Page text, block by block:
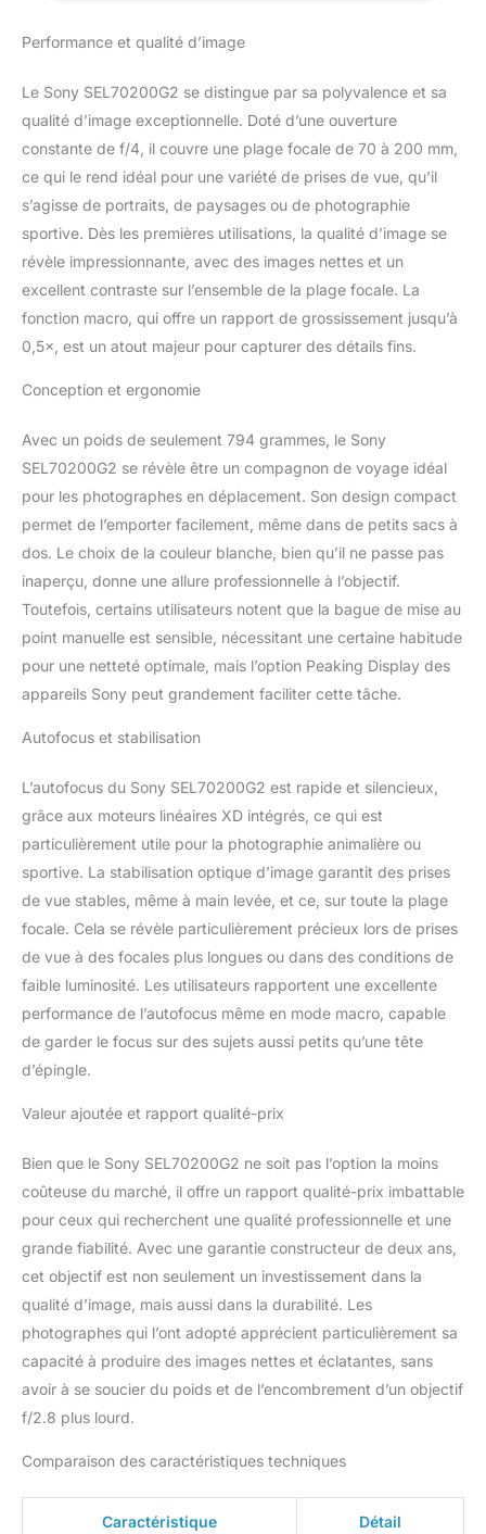
Excellentes capacités
automatique rapide et
précise pour vos photos
et vidéos 4K. Design
à la poussière. Contrôle
optimal et fonctions
personnalisées.
Associez-le à votre
appareil photo Alpha de
Sony pour débloquer de
nouvelles
fonctionnalités. AU PLUS
simplicité. Utilisez le
téléconvertisseur 2x
les capacités macro de
cet objectif et réalisez
des gros plans d'une
netteté exceptionnelle.
AUTOMATIQUE RAPIDE
ET PRÉCISE Capturez
l'instant! Compatible
avec les appareils photo
automatique fluide et
et vidéos (aussi en 4K
120p). ULTRA-LÉGER ET
RÉSISTANT Design
résistant à la poussière
et à l'humidité.
Traitement de la lentille
au fluor pour repousser
l'eau, la graisse et autres
contaminants. Le
compagnon idéal pour
les amateurs de voyages
OPTIMALE Profitez d'un
facilement les réglages
d'ouverture avec la
fonction DeClick.
Transportez votre
sécurité grâce au
verrouillage du zoom.
Boutons et réglages
personnalisés.
Performance et qualité d’image
Le Sony SEL70200G2 se distingue par sa polyvalence et sa
qualité d’image exceptionnelle. Doté d’une ouverture
constante de f/4, il couvre une plage focale de 70 à 200 mm,
ce qui le rend idéal pour une variété de prises de vue, qu’il
s’agisse de portraits, de paysages ou de photographie
sportive. Dès les premières utilisations, la qualité d’image se
révèle impressionnante, avec des images nettes et un
excellent contraste sur l’ensemble de la plage focale. La
fonction macro, qui offre un rapport de grossissement jusqu’à
0,5×, est un atout majeur pour capturer des détails fins.
Conception et ergonomie
Avec un poids de seulement 794 grammes, le Sony
SEL70200G2 se révèle être un compagnon de voyage idéal
pour les photographes en déplacement. Son design compact
permet de l’emporter facilement, même dans de petits sacs à
dos. Le choix de la couleur blanche, bien qu’il ne passe pas
inaperçu, donne une allure professionnelle à l’objectif.
Toutefois, certains utilisateurs notent que la bague de mise au
point manuelle est sensible, nécessitant une certaine habitude
pour une netteté optimale, mais l’option Peaking Display des
appareils Sony peut grandement faciliter cette tâche.
Autofocus et stabilisation
L’autofocus du Sony SEL70200G2 est rapide et silencieux,
grâce aux moteurs linéaires XD intégrés, ce qui est
particulièrement utile pour la photographie animalière ou
sportive. La stabilisation optique d’image garantit des prises
de vue stables, même à main levée, et ce, sur toute la plage
focale. Cela se révèle particulièrement précieux lors de prises
de vue à des focales plus longues ou dans des conditions de
faible luminosité. Les utilisateurs rapportent une excellente
performance de l’autofocus même en mode macro, capable
de garder le focus sur des sujets aussi petits qu’une tête
d’épingle.
Valeur ajoutée et rapport qualité-prix
Bien que le Sony SEL70200G2 ne soit pas l’option la moins
coûteuse du marché, il offre un rapport qualité-prix imbattable
pour ceux qui recherchent une qualité professionnelle et une
grande fiabilité. Avec une garantie constructeur de deux ans,
cet objectif est non seulement un investissement dans la
qualité d’image, mais aussi dans la durabilité. Les
photographes qui l’ont adopté apprécient particulièrement sa
capacité à produire des images nettes et éclatantes, sans
avoir à se soucier du poids et de l’encombrement d’un objectif
f/2.8 plus lourd.
Comparaison des caractéristiques techniques
Caractéristique Détail